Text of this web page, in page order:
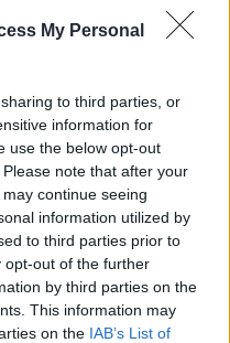
My Personal
to third parties, or
information for
use the below opt-out
note that after your
continue seeing
information utilized by
to third parties prior to
opt-out of the further
by third parties on the
This information may
on the IAB’s List of